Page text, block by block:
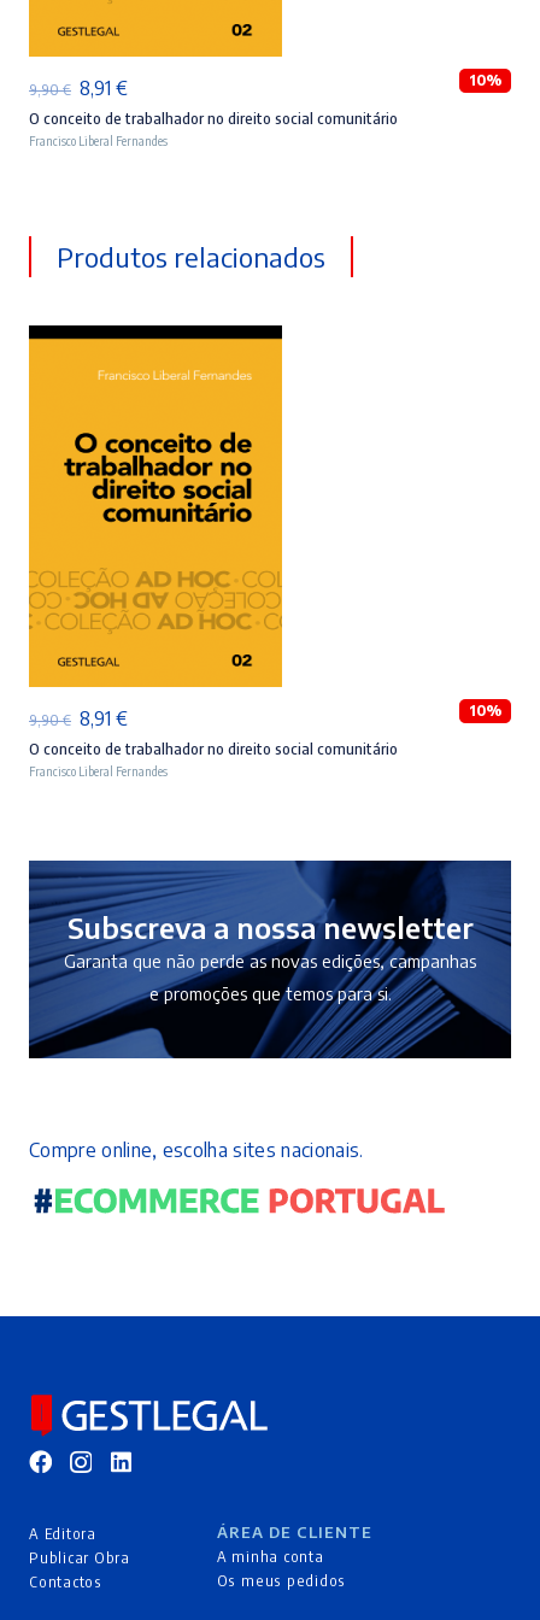
9,90€ O
preço
original
8,91 €O
preço
atual
10%
O conceito de trabalhador no direito social comunitário
Francisco Liberal Fernandes
Produtos relacionados
ADICIONAR
9,90€ O
preço
original
8,91 €O
preço
atual
10%
O conceito de trabalhador no direito social comunitário
Francisco Liberal Fernandes
Subscreva a nossa newsletter
Garanta que não perde as novas edições, campanhas
e promoções que temos para si.
Compre online, escolha sites nacionais.
A Editora
Publicar Obra
Contactos
ÁREA DE CLIENTE
A minha conta
Os meus pedidos